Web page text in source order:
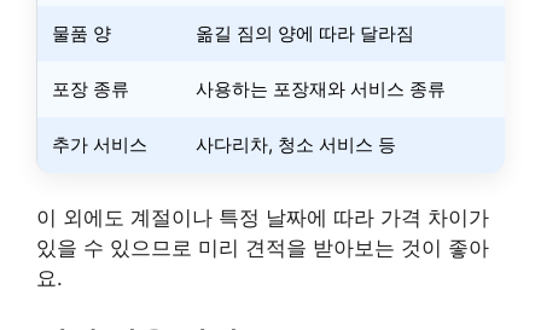
물품 양 옮길 짐의 양에 따라 달라짐
포장 종류 사용하는 포장재와 서비스 종류
추가 서비스 사다리차, 청소 서비스 등
이 외에도 계절이나 특정 날짜에 따라 가격 차이가
있을 수 있으므로 미리 견적을 받아보는 것이 좋아
요.